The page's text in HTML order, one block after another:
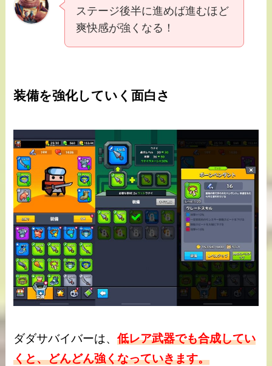
ステージ後半に進めば進むほど
爽快感が強くなる！
装備を強化していく面白さ
ダダサバイバーは、低レア武器でも合成してい
くと、どんどん強くなっていきます。